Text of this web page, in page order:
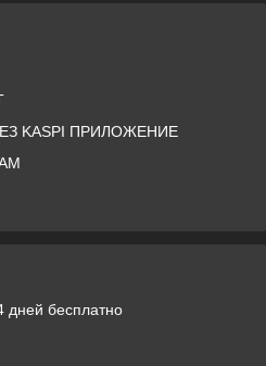
KASPI ПРИЛОЖЕНИЕ
дней бесплатно